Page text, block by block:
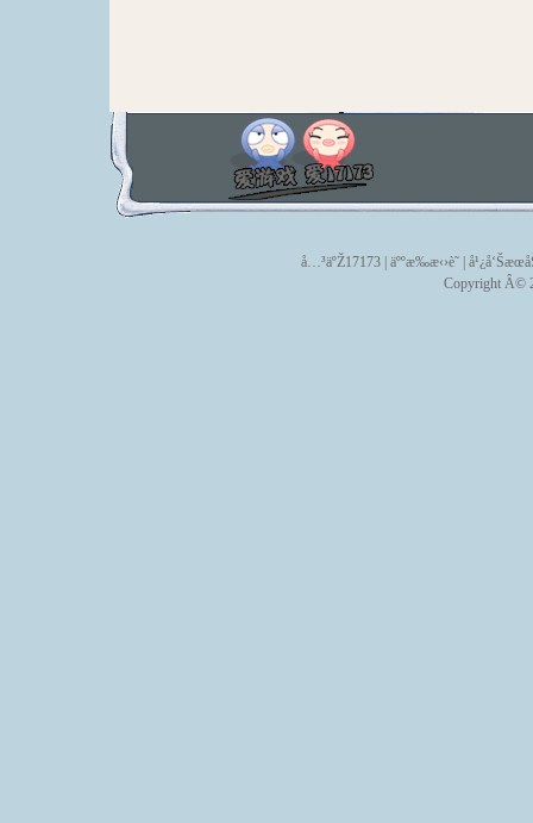
å…³äºŽ17173 äººæ‰æ‹›è˜
Copyright Â©